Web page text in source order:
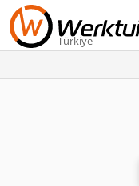
Türkiye